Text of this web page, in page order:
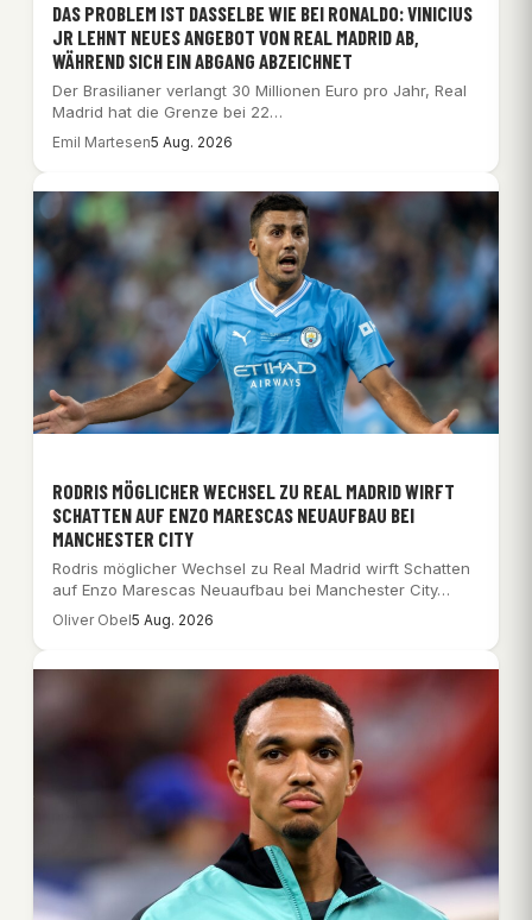
DAS PROBLEM IST DASSELBE WIE BEI RONALDO: VINICIUS
JR LEHNT NEUES ANGEBOT VON REAL MADRID AB,
WÄHREND SICH EIN ABGANG ABZEICHNET
Der Brasilianer verlangt 30 Millionen Euro pro Jahr, Real
Madrid hat die Grenze bei 22…
Emil Martesen5 Aug. 2026
RODRIS MÖGLICHER WECHSEL ZU REAL MADRID WIRFT
SCHATTEN AUF ENZO MARESCAS NEUAUFBAU BEI
MANCHESTER CITY
Rodris möglicher Wechsel zu Real Madrid wirft Schatten
auf Enzo Marescas Neuaufbau bei Manchester City…
Oliver Obel5 Aug. 2026